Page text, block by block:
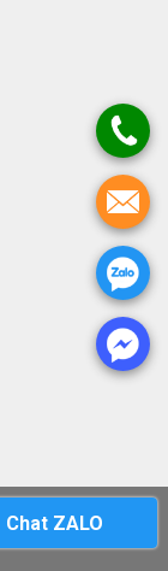
Chat ZALO